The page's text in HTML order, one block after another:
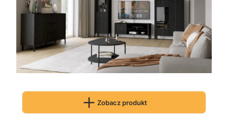
Zobacz produkt